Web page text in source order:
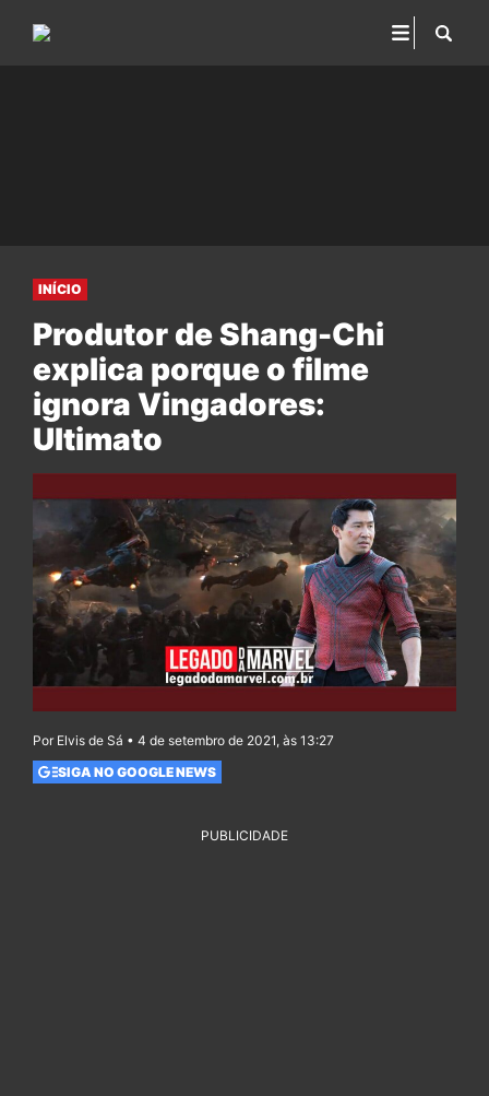
INÍCIO
Produtor de Shang-Chi
explica porque o filme
ignora Vingadores:
Ultimato
Por Elvis de Sá • 4 de setembro de 2021, às 13:27
SIGA NO GOOGLE NEWS
PUBLICIDADE